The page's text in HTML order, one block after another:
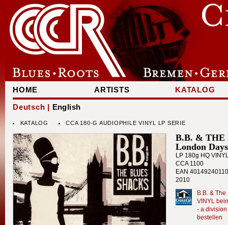
HOME ARTISTS
KATALOG
Deutsch | English
KATALOG CCA 180-G AUDIOPHILE VINYL LP SERIE
B.B. & THE
London Days
LP 180g HQ
CCA 1100
EAN
2010
B.B. &
VINYL
- a
bestellen